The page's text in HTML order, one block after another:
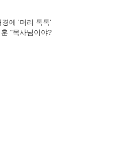
슈]
에 '머리 톡톡'
"목사님이야?